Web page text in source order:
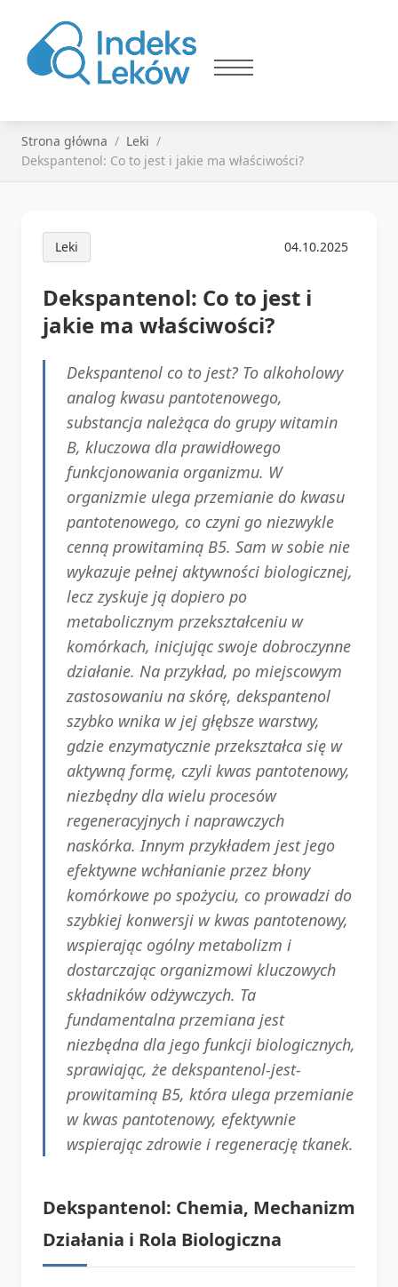
Strona główna
Leki
Dekspantenol: Co to jest i jakie ma właściwości?
Leki 04.10.2025
Dekspantenol: Co to jest i
jakie ma właściwości?
Dekspantenol co to jest? To alkoholowy
analog kwasu pantotenowego,
substancja należąca do grupy witamin
B, kluczowa dla prawidłowego
funkcjonowania organizmu. W
organizmie ulega przemianie do kwasu
pantotenowego, co czyni go niezwykle
cenną prowitaminą B5. Sam w sobie nie
wykazuje pełnej aktywności biologicznej,
lecz zyskuje ją dopiero po
metabolicznym przekształceniu w
komórkach, inicjując swoje dobroczynne
działanie. Na przykład, po miejscowym
zastosowaniu na skórę, dekspantenol
szybko wnika w jej głębsze warstwy,
gdzie enzymatycznie przekształca się w
aktywną formę, czyli kwas pantotenowy,
niezbędny dla wielu procesów
regeneracyjnych i naprawczych
naskórka. Innym przykładem jest jego
efektywne wchłanianie przez błony
komórkowe po spożyciu, co prowadzi do
szybkiej konwersji w kwas pantotenowy,
wspierając ogólny metabolizm i
dostarczając organizmowi kluczowych
składników odżywczych. Ta
fundamentalna przemiana jest
niezbędna dla jego funkcji biologicznych,
sprawiając, że dekspantenol-jest-
prowitaminą B5, która ulega przemianie
w kwas pantotenowy, efektywnie
wspierając zdrowie i regenerację tkanek.
Dekspantenol: Chemia, Mechanizm
Działania i Rola Biologiczna